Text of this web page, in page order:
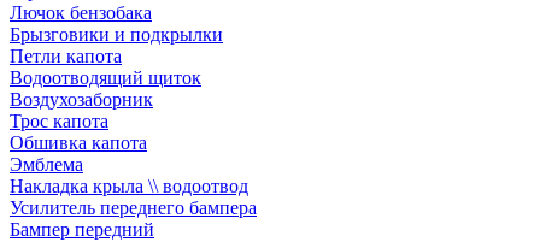
Лючок бензобака
Брызговики и подкрылки
Петли капота
Водоотводящий щиток
Воздухозаборник
Трос капота
Обшивка капота
Эмблема
Накладка крыла \\ водоотвод
Усилитель переднего бампера
Бампер передний